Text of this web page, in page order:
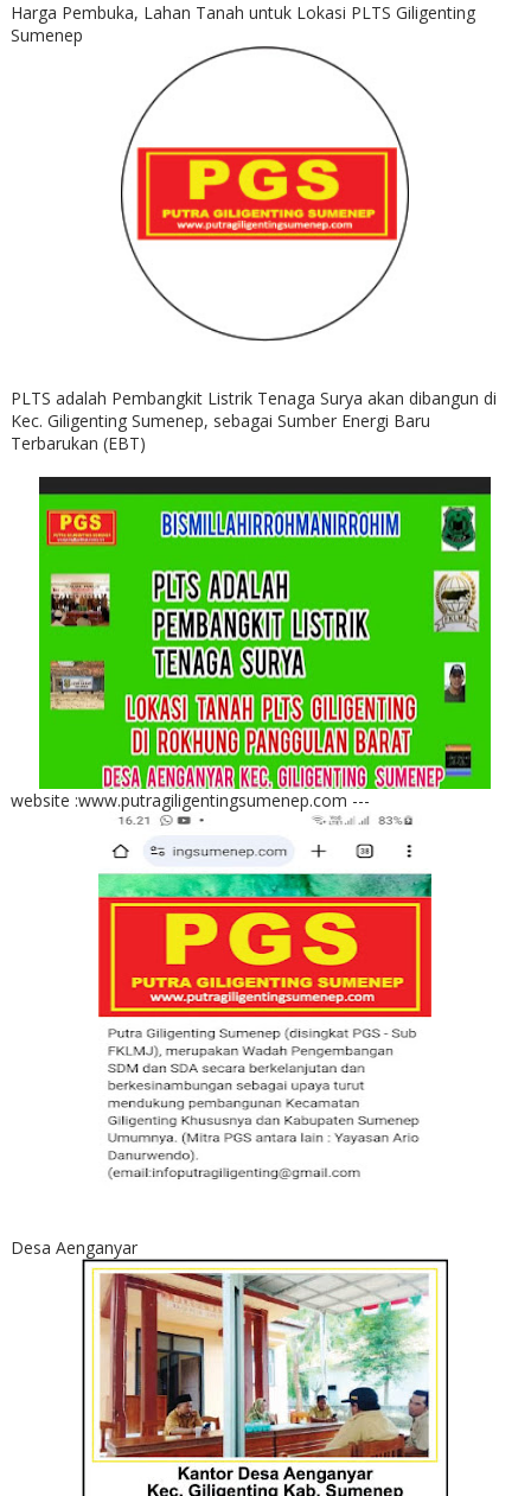
Harga Pembuka, Lahan Tanah untuk Lokasi PLTS Giligenting
Sumenep
PLTS adalah Pembangkit Listrik Tenaga Surya akan dibangun di
Kec. Giligenting Sumenep, sebagai Sumber Energi Baru
Terbarukan (EBT)
website :www.putragiligentingsumenep.com ---
Desa Aenganyar